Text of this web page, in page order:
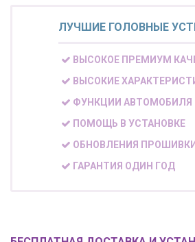
ЛУЧШИЕ ГОЛОВНЫЕ
ВЫСОКОЕ ПРЕМИУМ
ВЫСОКИЕ
ФУНКЦИИ АВТОМОБИЛЯ
ПОМОЩЬ В УСТАНОВКЕ
ОБНОВЛЕНИЯ ПРОШИВКИ
ГАРАНТИЯ ОДИН ГОД